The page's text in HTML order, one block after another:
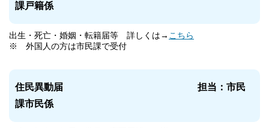
課戸籍係
出生・死亡・婚姻・転籍届等 詳しくは→ こちら
※ 外国人の方は市民課で受付
住民異動届 担当：市民
課市民係